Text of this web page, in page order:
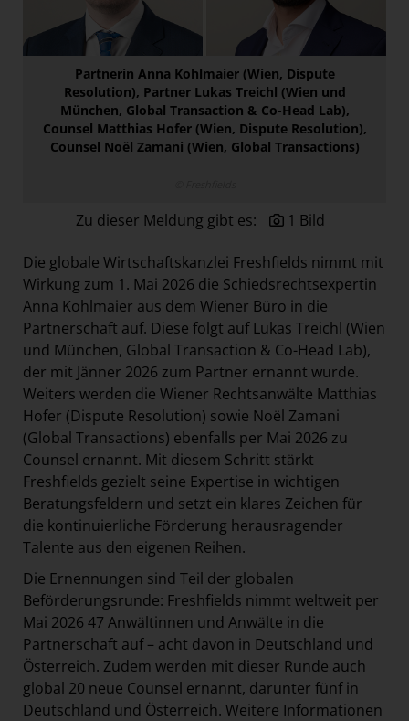
Österreichische Post AG
Paradies Garten
section.d
Swiss Life Select
Unibail-Rodamco-Westfield
Vöslauer
NMK
MEDIA
KONTAKT
Partnerin Anna Kohlmaier (Wien, Dispute
Resolution), Partner Lukas Treichl (Wien und
München, Global Transaction & Co-Head Lab),
Counsel Matthias Hofer (Wien, Dispute Resolution),
Counsel Noël Zamani (Wien, Global Transactions)
Zu dieser Meldung gibt es: 1 Bild
Die globale Wirtschaftskanzlei Freshfields nimmt mit
Wirkung zum 1. Mai 2026 die Schiedsrechtsexpertin
Anna Kohlmaier aus dem Wiener Büro in die
Partnerschaft auf. Diese folgt auf Lukas Treichl (Wien
und München, Global Transaction & Co-Head Lab),
der mit Jänner 2026 zum Partner ernannt wurde.
Weiters werden die Wiener Rechtsanwälte Matthias
Hofer (Dispute Resolution) sowie Noël Zamani
(Global Transactions) ebenfalls per Mai 2026 zu
Counsel ernannt. Mit diesem Schritt stärkt
Freshfields gezielt seine Expertise in wichtigen
Beratungsfeldern und setzt ein klares Zeichen für
die kontinuierliche Förderung herausragender
Talente aus den eigenen Reihen.
Die Ernennungen sind Teil der globalen
Beförderungsrunde: Freshfields nimmt weltweit per
Mai 2026 47 Anwältinnen und Anwälte in die
Partnerschaft auf – acht davon in Deutschland und
Österreich. Zudem werden mit dieser Runde auch
global 20 neue Counsel ernannt, darunter fünf in
Deutschland und Österreich. Weitere Informationen